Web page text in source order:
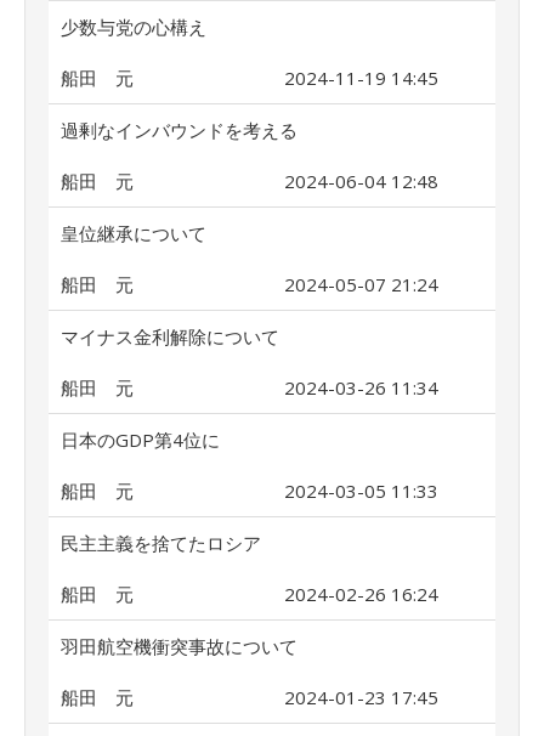
少数与党の心構え
船田 元 2024-11-19 14:45
過剰なインバウンドを考える
船田 元 2024-06-04 12:48
皇位継承について
船田 元 2024-05-07 21:24
マイナス金利解除について
船田 元 2024-03-26 11:34
日本のGDP第4位に
船田 元 2024-03-05 11:33
民主主義を捨てたロシア
船田 元 2024-02-26 16:24
羽田航空機衝突事故について
船田 元 2024-01-23 17:45